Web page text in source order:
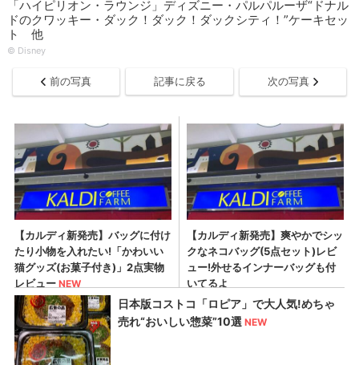
「ハイピリオン・ラウンジ」ディズニー・パルパルーザ“ドナル
ドのクワッキー・ダック！ダック！ダックシティ！”ケーキセッ
ト 他
© Disney
前の写真 記事に戻る 次の写真